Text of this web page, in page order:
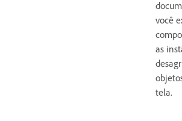
você
as
tela.